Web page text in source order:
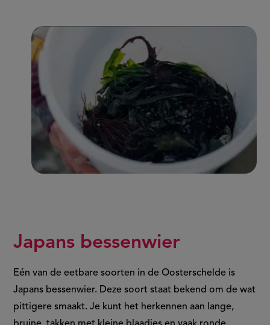
Japans bessenwier
Eén van de eetbare soorten in de Oosterschelde is
Japans bessenwier. Deze soort staat bekend om de wat
pittigere smaakt. Je kunt het herkennen aan lange,